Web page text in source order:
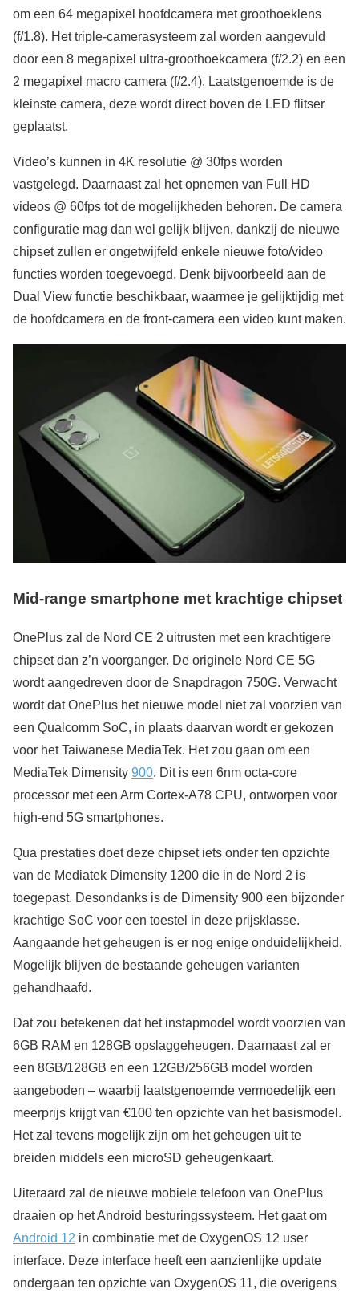
om een 64 megapixel hoofdcamera met groothoeklens
(f/1.8). Het triple-camerasysteem zal worden aangevuld
door een 8 megapixel ultra-groothoekcamera (f/2.2) en een
2 megapixel macro camera (f/2.4). Laatstgenoemde is de
kleinste camera, deze wordt direct boven de LED flitser
geplaatst.
Video’s kunnen in 4K resolutie @ 30fps worden
vastgelegd. Daarnaast zal het opnemen van Full HD
videos @ 60fps tot de mogelijkheden behoren. De camera
configuratie mag dan wel gelijk blijven, dankzij de nieuwe
chipset zullen er ongetwijfeld enkele nieuwe foto/video
functies worden toegevoegd. Denk bijvoorbeeld aan de
Dual View functie beschikbaar, waarmee je gelijktijdig met
de hoofdcamera en de front-camera een video kunt maken.
Mid-range smartphone met krachtige chipset
OnePlus zal de Nord CE 2 uitrusten met een krachtigere
chipset dan z’n voorganger. De originele Nord CE 5G
wordt aangedreven door de Snapdragon 750G. Verwacht
wordt dat OnePlus het nieuwe model niet zal voorzien van
een Qualcomm SoC, in plaats daarvan wordt er gekozen
voor het Taiwanese MediaTek. Het zou gaan om een
MediaTek Dimensity 900. Dit is een 6nm octa-core
processor met een Arm Cortex-A78 CPU, ontworpen voor
high-end 5G smartphones.
Qua prestaties doet deze chipset iets onder ten opzichte
van de Mediatek Dimensity 1200 die in de Nord 2 is
toegepast. Desondanks is de Dimensity 900 een bijzonder
krachtige SoC voor een toestel in deze prijsklasse.
Aangaande het geheugen is er nog enige onduidelijkheid.
Mogelijk blijven de bestaande geheugen varianten
gehandhaafd.
Dat zou betekenen dat het instapmodel wordt voorzien van
6GB RAM en 128GB opslaggeheugen. Daarnaast zal er
een 8GB/128GB en een 12GB/256GB model worden
aangeboden – waarbij laatstgenoemde vermoedelijk een
meerprijs krijgt van €100 ten opzichte van het basismodel.
Het zal tevens mogelijk zijn om het geheugen uit te
breiden middels een microSD geheugenkaart.
Uiteraard zal de nieuwe mobiele telefoon van OnePlus
draaien op het Android besturingssysteem. Het gaat om
Android 12 in combinatie met de OxygenOS 12 user
interface. Deze interface heeft een aanzienlijke update
ondergaan ten opzichte van OxygenOS 11, die overigens